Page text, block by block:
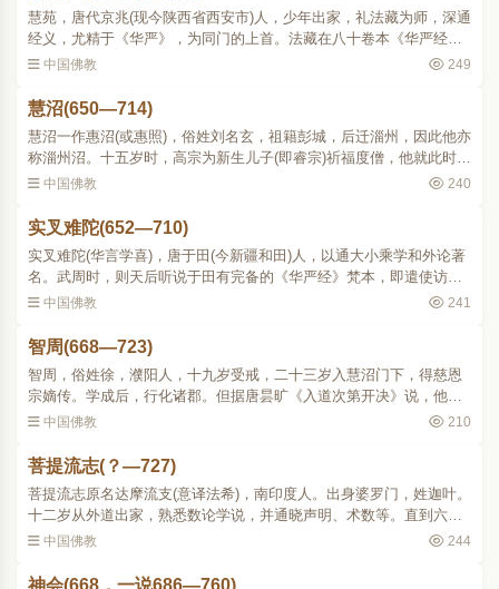
慧苑，唐代京兆(现今陕西省西安市)人，少年出家，礼法藏为师，深通
经义，尤精于《华严》，为同门的上首。法藏在八十卷本《华严经》
译成后曾作《略疏》，才写了四分之一就去世了，慧苑和同门宗一分
中国佛教 249
慧沼(650—714)
慧沼一作惠沼(或惠照)，俗姓刘名玄，祖籍彭城，后迁淄州，因此他亦
称淄州沼。十五岁时，高宗为新生儿子(即睿宗)祈福度僧，他就此时受
度出家。相传他曾亲近过玄奘。青年时已博通经藏，讲《法华》、
中国佛教 240
实叉难陀(652—710)
实叉难陀(华言学喜)，唐于田(今新疆和田)人，以通大小乘学和外论著
名。武周时，则天后听说于田有完备的《华严经》梵本，即遣使访求
并骋请译人，实叉难陀便以此因缘，带着《华严》梵本来华。他于证
中国佛教 241
智周(668—723)
智周，俗姓徐，濮阳人，十九岁受戒，二十三岁入慧沼门下，得慈恩
宗嫡传。学成后，行化诸郡。但据唐昙旷《入道次第开决》说，他未
尝至长安，而声闻遐被。在玄奘门下的慈恩、西明两系的论争中，慧
中国佛教 210
菩提流志(？—727)
菩提流志原名达摩流支(意译法希)，南印度人。出身婆罗门，姓迦叶。
十二岁从外道出家，熟悉数论学说，并通晓声明、术数等。直到六十
岁，遇着大乘上座部三藏耶舍瞿沙(称音)，辩论屈服，才改信佛教，注
中国佛教 244
神会(668，一说686—760)